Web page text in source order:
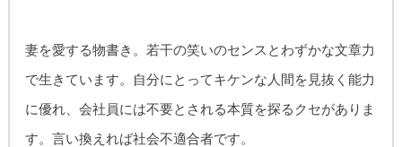
妻を愛する物書き。 若干の笑いのセンスとわずかな文章力
で生きています。自分にとってキケンな人間を見抜く能力
に優れ、会社員には不要とされる本質を探るクセがありま
す。言い換えれば社会不適合者です。